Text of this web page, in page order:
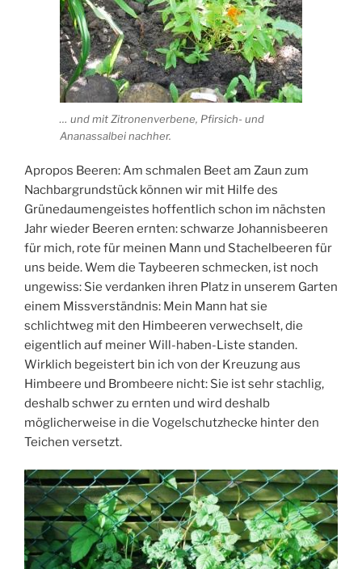
… und mit Zitronenverbene, Pfirsich- und
Ananassalbei nachher.
Apropos Beeren: Am schmalen Beet am Zaun zum
Nachbargrundstück können wir mit Hilfe des
Grünedaumengeistes hoffentlich schon im nächsten
Jahr wieder Beeren ernten: schwarze Johannisbeeren
für mich, rote für meinen Mann und Stachelbeeren für
uns beide. Wem die Taybeeren schmecken, ist noch
ungewiss: Sie verdanken ihren Platz in unserem Garten
einem Missverständnis: Mein Mann hat sie
schlichtweg mit den Himbeeren verwechselt, die
eigentlich auf meiner Will-haben-Liste standen.
Wirklich begeistert bin ich von der Kreuzung aus
Himbeere und Brombeere nicht: Sie ist sehr stachlig,
deshalb schwer zu ernten und wird deshalb
möglicherweise in die Vogelschutzhecke hinter den
Teichen versetzt.